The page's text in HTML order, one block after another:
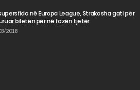
në Europa League, Strakosha gati për
biletën për në fazën tjetër
2018